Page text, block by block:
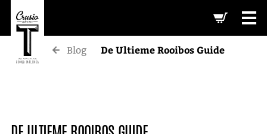
Blog De Ultieme Rooibos Guide